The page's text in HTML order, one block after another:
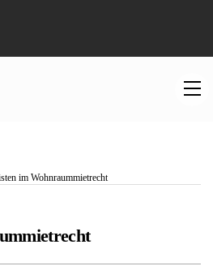
im Wohnraummietrecht